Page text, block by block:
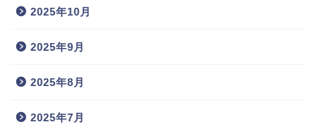
2025年10月
2025年9月
2025年8月
2025年7月